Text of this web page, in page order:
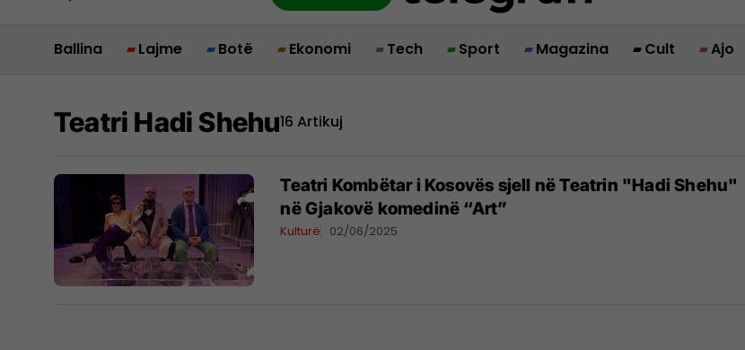
Ballina Lajme Botë Ekonomi Tech Sport Magazina Cult Ajo
Teatri Hadi Shehu16 Artikuj
Teatri Kombëtar i Kosovës sjell në Teatrin "Hadi Shehu"
në Gjakovë komedinë “Art”
Kulturë 02/06/2025